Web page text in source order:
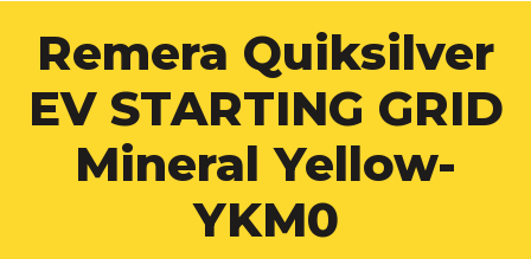
Remera Quiksilver
EV STARTING GRID
Mineral Yellow-
YKM0